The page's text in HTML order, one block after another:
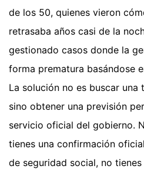
de los 50, quienes vieron
retrasaba años casi de la
gestionado casos donde la
forma prematura basándose
La solución no es buscar una
sino obtener una previsión
servicio oficial del gobierno.
tienes una confirmación
de seguridad social, no